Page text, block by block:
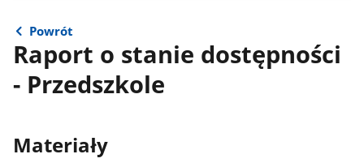
Powrót
Raport o stanie dostępności
- Przedszkole
Materiały